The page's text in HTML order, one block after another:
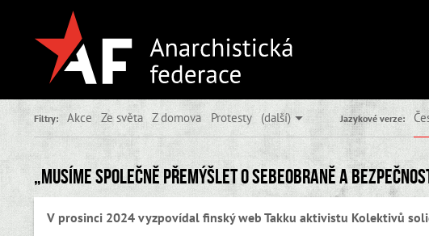
Filtry: Akce Ze světa Z domova Protesty (další) Jazykové verze:
„Musíme společně přemýšlet o sebeobraně a
V prosinci 2024 vyzpovídal finský web Takku aktivistu Kolektivů